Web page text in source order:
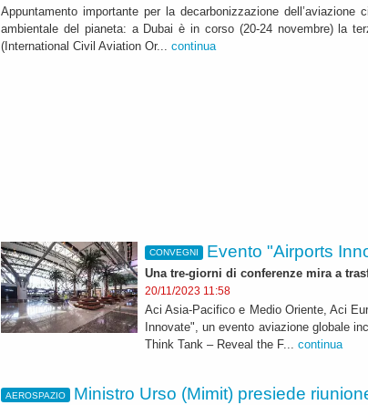
Appuntamento importante per la decarbonizzazione dell’aviazione
ambientale del pianeta: a Dubai è in corso (20-24 novembre) la
(International Civil Aviation Or... continua
CONVEGNI Evento "Airports
Una tre-giorni di conferenze mira a
20/11/2023 11:58
Aci Asia-Pacifico e Medio Oriente, Aci
Innovate", un evento aviazione globale
Think Tank – Reveal the F... continua
AEROSPAZIO Ministro Urso (Mimit) presiede